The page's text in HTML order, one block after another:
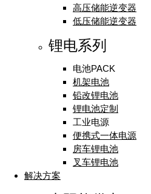
高压储能逆变器
低压储能逆变器
锂电系列
电池PACK
机架电池
铅改锂电池
锂电池定制
工业电源
便携式一体电源
房车锂电池
叉车锂电池
解决方案